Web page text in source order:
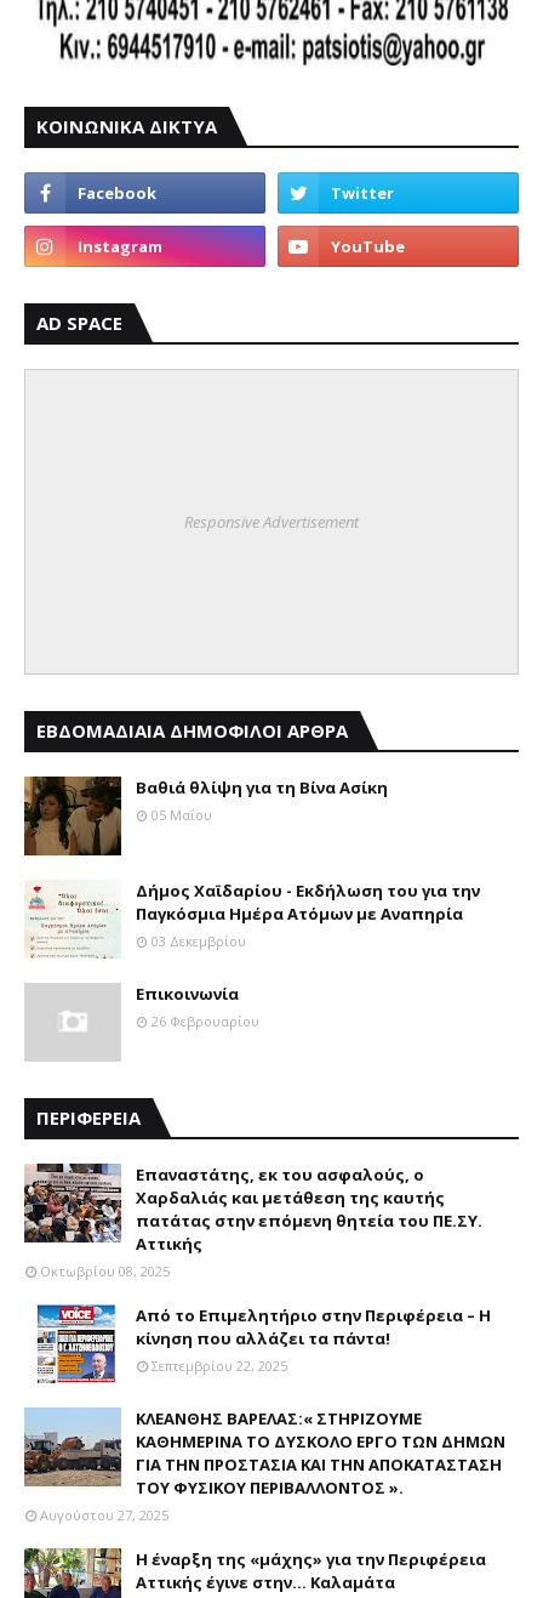
ΚΟΙΝΩΝΙΚΑ ΔΙΚΤΥΑ
AD SPACE
Responsive Advertisement
ΕΒΔΟΜΑΔΙΑΙΑ ΔΗΜΟΦΙΛΟΙ ΑΡΘΡΑ
Βαθιά θλίψη για τη Βίνα Ασίκη
05 Μαΐου
Δήμος Χαϊδαρίου - Εκδήλωση του για την
Παγκόσμια Ημέρα Ατόμων με Αναπηρία
03 Δεκεμβρίου
Επικοινωνία
26 Φεβρουαρίου
ΠΕΡΙΦΕΡΕΙΑ
Επαναστάτης, εκ του ασφαλούς, ο
Χαρδαλιάς και μετάθεση της καυτής
πατάτας στην επόμενη θητεία του ΠΕ.ΣΥ.
Αττικής
Οκτωβρίου 08, 2025
Από το Επιμελητήριο στην Περιφέρεια – Η
κίνηση που αλλάζει τα πάντα!
Σεπτεμβρίου 22, 2025
ΚΛΕΑΝΘΗΣ ΒΑΡΕΛΑΣ:« ΣΤΗΡΙΖΟΥΜΕ
ΚΑΘΗΜΕΡΙΝΑ ΤΟ ΔΥΣΚΟΛΟ ΕΡΓΟ ΤΩΝ ΔΗΜΩΝ
ΓΙΑ ΤΗΝ ΠΡΟΣΤΑΣΙΑ ΚΑΙ ΤΗΝ ΑΠΟΚΑΤΑΣΤΑΣΗ
ΤΟΥ ΦΥΣΙΚΟΥ ΠΕΡΙΒΑΛΛΟΝΤΟΣ ».
Αυγούστου 27, 2025
Η έναρξη της «μάχης» για την Περιφέρεια
Αττικής έγινε στην... Καλαμάτα